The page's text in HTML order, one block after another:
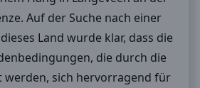
Auf der Suche nach einer
Land wurde klar, dass die
die durch die
werden, sich hervorragend für